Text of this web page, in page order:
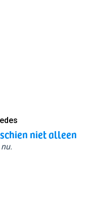
niet alleen